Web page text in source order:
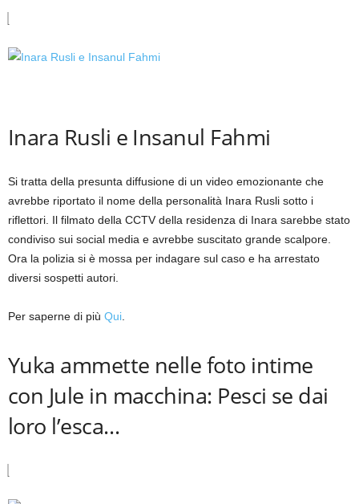
Inara Rusli e Insanul Fahmi
Si tratta della presunta diffusione di un video emozionante che
avrebbe riportato il nome della personalità Inara Rusli sotto i
riflettori. Il filmato della CCTV della residenza di Inara sarebbe stato
condiviso sui social media e avrebbe suscitato grande scalpore.
Ora la polizia si è mossa per indagare sul caso e ha arrestato
diversi sospetti autori.
Per saperne di più Qui
Yuka ammette nelle foto intime
con Jule in macchina: Pesci se dai
loro l’esca…